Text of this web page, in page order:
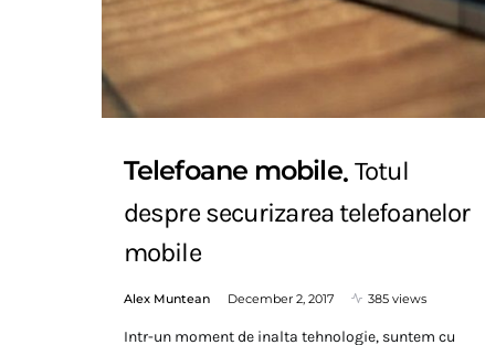
Telefoane mobile Totul
despre securizarea telefoanelor
mobile
Alex Muntean December 2, 2017 385 views
Intr-un moment de inalta tehnologie, suntem cu